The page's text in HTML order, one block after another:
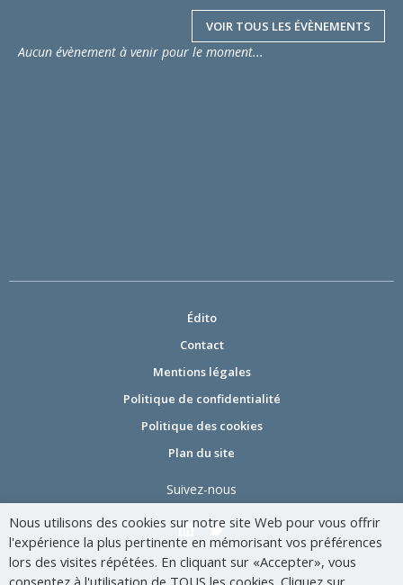
VOIR TOUS LES ÉVÈNEMENTS
Aucun évènement à venir pour le moment...
Édito
Contact
Mentions légales
Politique de confidentialité
Politique des cookies
Plan du site
Suivez-nous
Nous utilisons des cookies sur notre site Web pour vous offrir
l'expérience la plus pertinente en mémorisant vos préférences
lors des visites répétées. En cliquant sur «Accepter», vous
consentez à l'utilisation de TOUS les cookies. Cliquez sur